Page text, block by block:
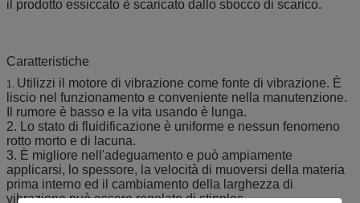
il prodotto essiccato è scaricato dallo sbocco di scarico.
Caratteristiche
1. Utilizzi il motore di vibrazione come fonte di vibrazione. È
liscio nel funzionamento e conveniente nella manutenzione.
Il rumore è basso e la vita usando è lunga.
2. Lo stato di fluidificazione è uniforme e nessun fenomeno
rotto morto e di lacuna.
3. È migliore nell'adeguamento e può ampiamente
applicarsi, lo spessore, la velocità di muoversi della materia
prima interno ed il cambiamento della larghezza di
vibrazione può essere regolato di stipples.